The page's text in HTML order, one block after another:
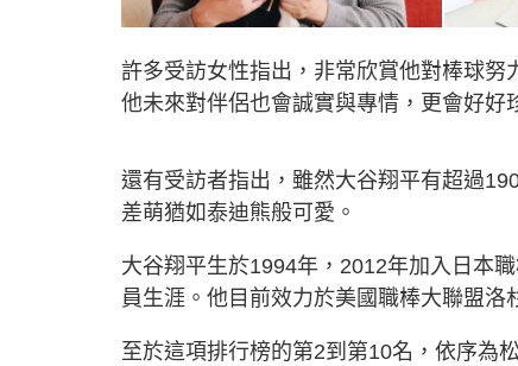
許多受訪女性指出，非常欣賞他對棒球
他未來對伴侶也會誠實與專情，更會好好
還有受訪者指出，雖然大谷翔平有超過
差萌猶如泰迪熊般可愛。
大谷翔平生於1994年，2012年加入日本
員生涯。他目前效力於美國職棒大聯盟洛
至於這項排行榜的第2到第10名，依序為